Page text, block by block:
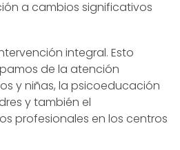
a cambios significativos
integral. Esto
de la atención
y niñas, la psicoeducación
y también el
profesionales en los centros